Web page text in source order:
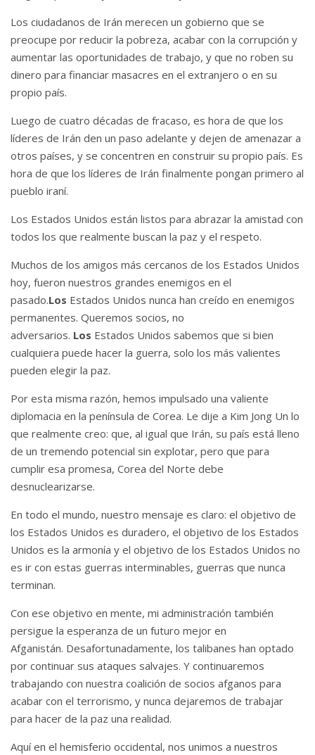
Los ciudadanos de Irán merecen un gobierno que se
preocupe por reducir la pobreza, acabar con la corrupción y
aumentar las oportunidades de trabajo, y que no roben su
dinero para financiar masacres en el extranjero o en su
propio país.
Luego de cuatro décadas de fracaso, es hora de que los
líderes de Irán den un paso adelante y dejen de amenazar a
otros países, y se concentren en construir su propio país. Es
hora de que los líderes de Irán finalmente pongan primero al
pueblo iraní.
Los Estados Unidos están listos para abrazar la amistad con
todos los que realmente buscan la paz y el respeto.
Muchos de los amigos más cercanos de los Estados Unidos
hoy, fueron nuestros grandes enemigos en el
pasado.Los Estados Unidos nunca han creído en enemigos
permanentes. Queremos socios, no
adversarios. Los Estados Unidos sabemos que si bien
cualquiera puede hacer la guerra, solo los más valientes
pueden elegir la paz.
Por esta misma razón, hemos impulsado una valiente
diplomacia en la península de Corea. Le dije a Kim Jong Un lo
que realmente creo: que, al igual que Irán, su país está lleno
de un tremendo potencial sin explotar, pero que para
cumplir esa promesa, Corea del Norte debe
desnuclearizarse.
En todo el mundo, nuestro mensaje es claro: el objetivo de
los Estados Unidos es duradero, el objetivo de los Estados
Unidos es la armonía y el objetivo de los Estados Unidos no
es ir con estas guerras interminables, guerras que nunca
terminan.
Con ese objetivo en mente, mi administración también
persigue la esperanza de un futuro mejor en
Afganistán. Desafortunadamente, los talibanes han optado
por continuar sus ataques salvajes. Y continuaremos
trabajando con nuestra coalición de socios afganos para
acabar con el terrorismo, y nunca dejaremos de trabajar
para hacer de la paz una realidad.
Aquí en el hemisferio occidental, nos unimos a nuestros